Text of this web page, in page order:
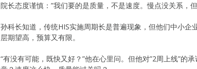
院长态度谨慎：”我们要的是质量，不是速度。慢点没关系，
孙科长知道，传统HIS实施周期长是普遍现象，但他们中小
层期望高，预算又有限。
“有没有可能，既快又好？”他在心里问。但他对”2周上线”的